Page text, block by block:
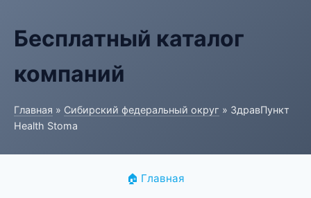
Бесплатный каталог
компаний
Главная » Сибирский федеральный округ » ЗдравПункт
Health Stoma
🏠 Главная